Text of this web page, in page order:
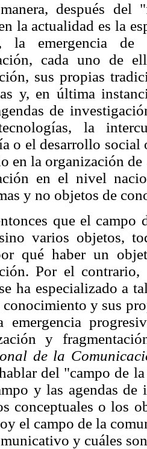
después del
la actualidad es la
la emergencia de
cada uno de
sus propias
y, en última
de
la
o el desarrollo social
en la organización
en el nivel
y no objetos de
que el
varios objetos,
qué haber un
Por el contrario,
ha especializado a
y sus
emergencia
y
de la
del "campo de
y las agendas de
conceptuales o los
el campo de la
y cuáles